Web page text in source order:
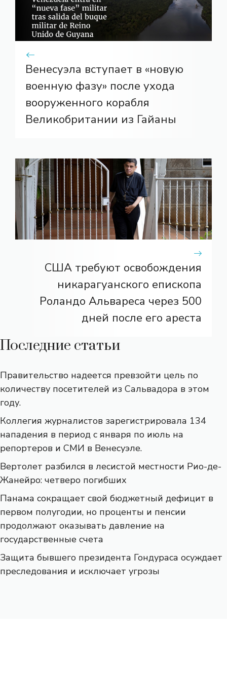
Венесуэла вступает в «новую
военную фазу» после ухода
вооруженного корабля
Великобритании из Гайаны
США требуют освобождения
никарагуанского епископа
Роландо Альвареса через 500
дней после его ареста
Последние статьи
Правительство надеется превзойти цель по
количеству посетителей из Сальвадора в этом
году.
Коллегия журналистов зарегистрировала 134
нападения в период с января по июль на
репортеров и СМИ в Венесуэле.
Вертолет разбился в лесистой местности Рио-де-
Жанейро: четверо погибших
Панама сокращает свой бюджетный дефицит в
первом полугодии, но проценты и пенсии
продолжают оказывать давление на
государственные счета
Защита бывшего президента Гондураса осуждает
преследования и исключает угрозы